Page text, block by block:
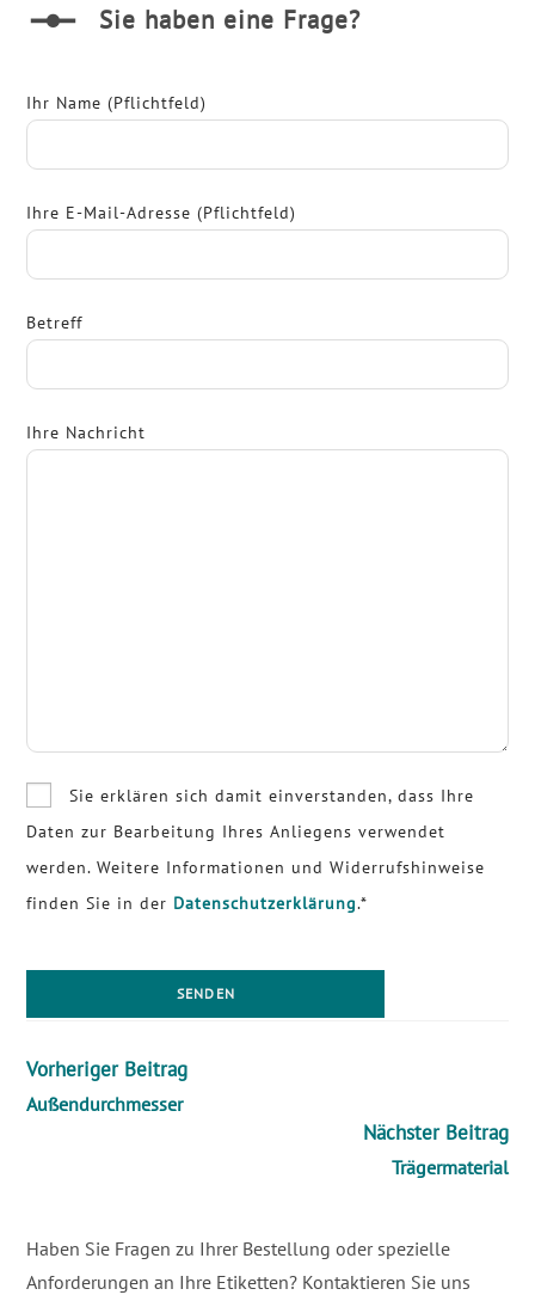
Sie haben eine Frage?
Ihr Name (Pflichtfeld)
Ihre E-Mail-Adresse (Pflichtfeld)
Betreff
Ihre Nachricht
Sie erklären sich damit einverstanden, dass Ihre
Daten zur Bearbeitung Ihres Anliegens verwendet
werden. Weitere Informationen und Widerrufshinweise
finden Sie in der Datenschutzerklärung.*
Vorheriger Beitrag
Außendurchmesser
Nächster Beitrag
Trägermaterial
Haben Sie Fragen zu Ihrer Bestellung oder spezielle
Anforderungen an Ihre Etiketten? Kontaktieren Sie uns